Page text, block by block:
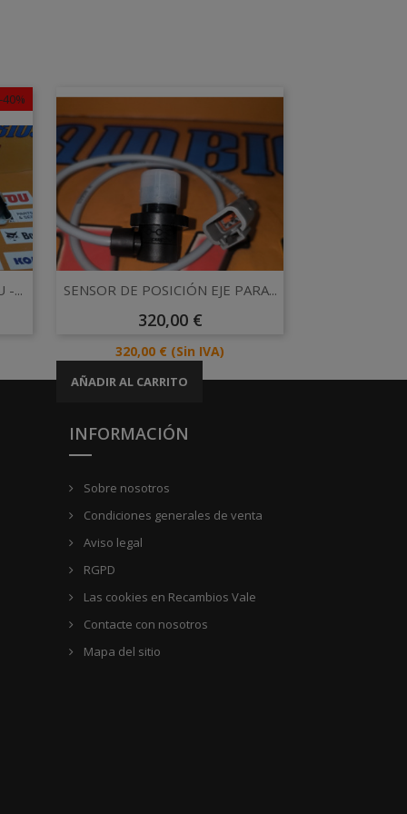
-40%
-...  Vista rápida
SENSOR DE POSICIÓN EJE PARA...
Precio
320,00 €
Precio
320,00 € (Sin IVA)
AÑADIR AL CARRITO
INFORMACIÓN
Sobre nosotros
Condiciones generales de venta
Aviso legal
RGPD
Las cookies en Recambios Vale
Contacte con nosotros
Mapa del sitio